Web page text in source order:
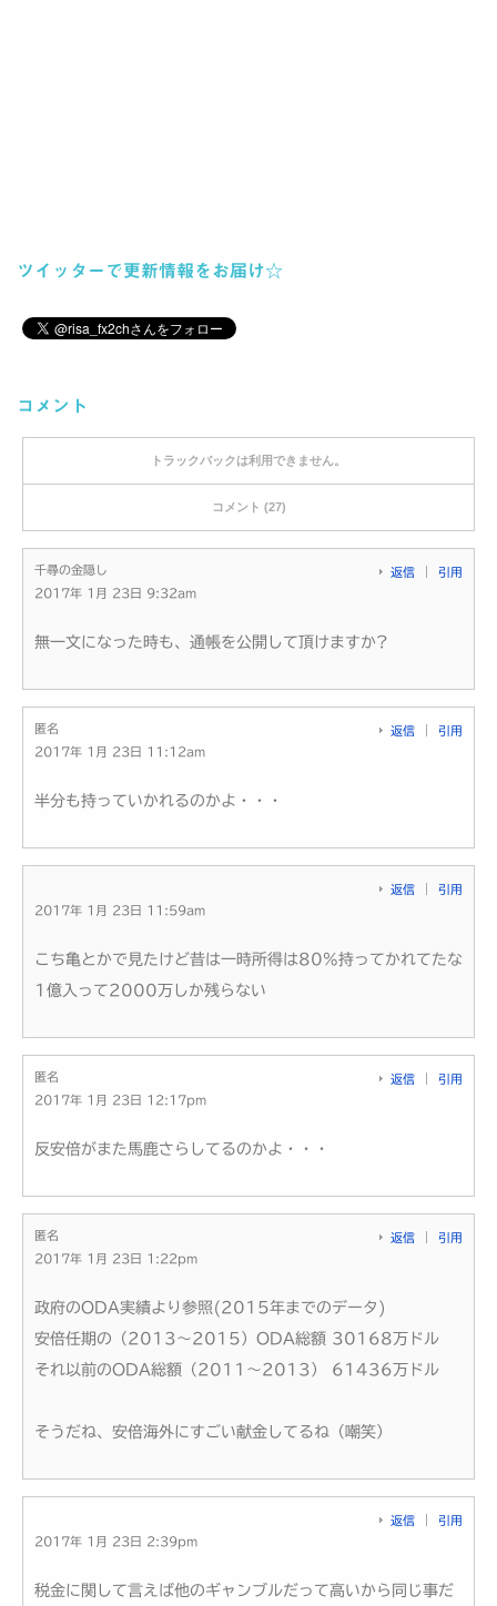
ツイッターで更新情報をお届け☆
コメント
トラックバックは利用できません。
コメント (27)
千尋の金隠し
2017年 1月 23日 9:32am
返信 引用
無一文になった時も、通帳を公開して頂けますか?
匿名
2017年 1月 23日 11:12am
返信 引用
半分も持っていかれるのかよ・・・
2017年 1月 23日 11:59am
返信 引用
こち亀とかで見たけど昔は一時所得は80%持ってかれてたな
1億入って2000万しか残らない
匿名
2017年 1月 23日 12:17pm
返信 引用
反安倍がまた馬鹿さらしてるのかよ・・・
匿名
2017年 1月 23日 1:22pm
返信 引用
政府のODA実績より参照(2015年までのデータ)
安倍任期の（2013～2015）ODA総額 30168万ドル
それ以前のODA総額（2011～2013） 61436万ドル
そうだね、安倍海外にすごい献金してるね（嘲笑）
2017年 1月 23日 2:39pm
返信 引用
税金に関して言えば他のギャンブルだって高いから同じ事だ